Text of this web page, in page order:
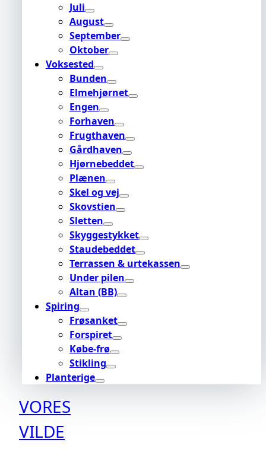
Juli
August
September
Oktober
Voksested
Bunden
Elmehjørnet
Engen
Forhaven
Frugthaven
Gårdhaven
Hjørnebeddet
Plænen
Skel og vej
Skovstien
Sletten
Skyggestykket
Staudebeddet
Terrassen & urtekassen
Under pilen
Altan (BB)
Spiring
Frøsanket
Forspiret
Købe-frø
Stikling
Planterige
VORES
VILDE